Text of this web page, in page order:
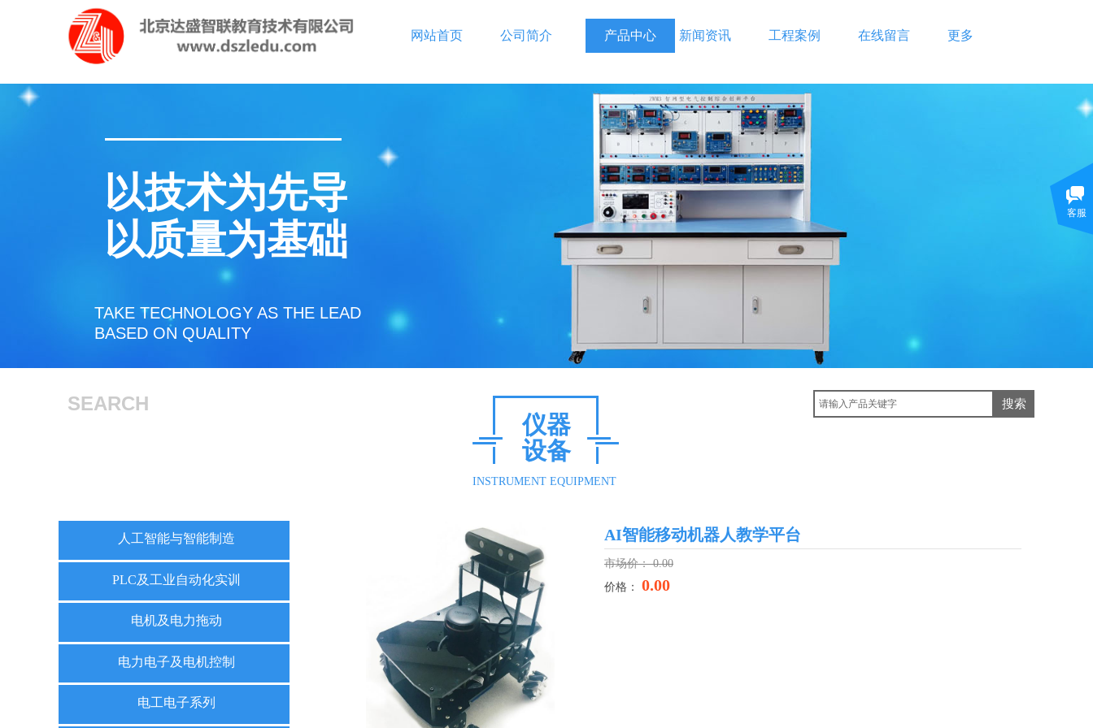
网站首页 公司简介 产品中心 新闻资讯 工程案例 在线留言 更多
以技术为先导
以质量为基础
TAKE TECHNOLOGY AS THE LEAD
BASED ON QUALITY
搜索
SEARCH
仪器
设备
INSTRUMENT EQUIPMENT
AI智能移动机器人教学平台
市场价：0.00
价格： 0.00
人工智能与智能制造
PLC及工业自动化实训
电机及电力拖动
电力电子及电机控制
电工电子系列
客服